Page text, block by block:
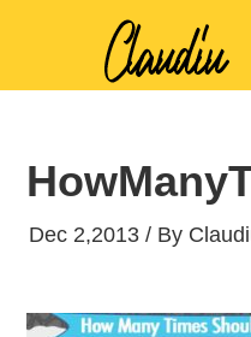
Dec 2,2013 / By